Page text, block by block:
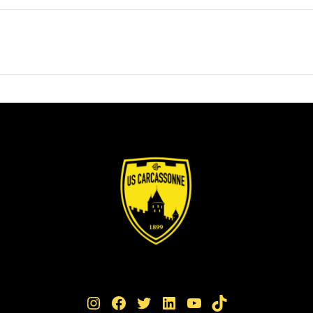
Instagram Facebook Twitter LinkedIn YouTube TikTok